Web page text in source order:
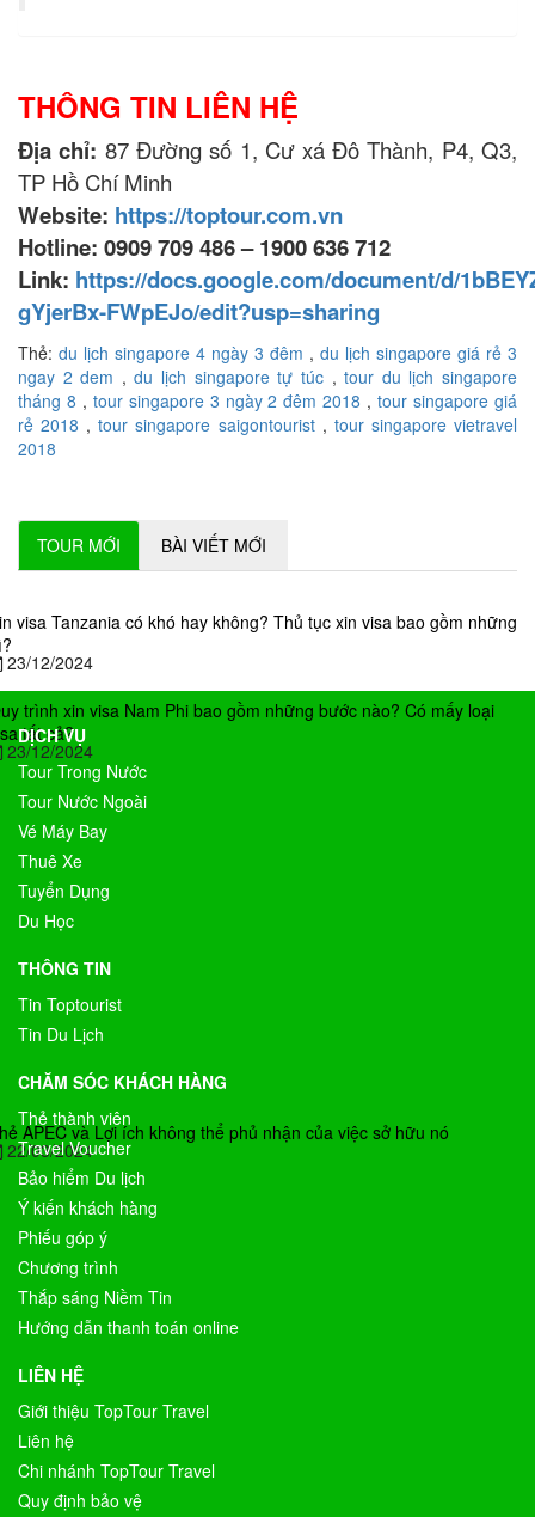
THÔNG TIN LIÊN HỆ
Địa chỉ: 87 Đường số 1, Cư xá Đô Thành, P4, Q3,
TP Hồ Chí Minh
Website: https://toptour.com.vn
Hotline: 0909 709 486 – 1900 636 712
Link: https://docs.google.com/document/d/
gYjerBx-FWpEJo/edit?usp=sharing
Thẻ: du lịch singapore 4 ngày 3 đêm , du lịch singapore giá rẻ 3
ngay 2 dem ,du lịch singapore tự túc,tour du lịch singapore
tháng 8 , tour singapore 3 ngày 2 đêm 2018 ,tour singapore giá
rẻ 2018 ,tour singapore saigontourist, tour singapore vietravel
2018
TOUR MỚI BÀI VIẾT MỚI
visa Tanzania có khó hay không? Thủ tục xin visa bao gồm những
23/12/2024
trình xin visa Nam Phi bao gồm những bước nào? Có mấy loại
tất cả?
23/12/2024
APEC và Lợi ích không thể phủ nhận của việc sở hữu nó
22/03/2024
DỊCH VỤ
Tour Trong Nước
Tour Nước Ngoài
Vé Máy Bay
Thuê Xe
Tuyển Dụng
Du Học
THÔNG TIN
Tin Toptourist
Tin Du Lịch
CHĂM SÓC KHÁCH HÀNG
Thẻ thành viên
Travel Voucher
Bảo hiểm Du lịch
Ý kiến khách hàng
Phiếu góp ý
Chương trình
Thắp sáng Niềm Tin
Hướng dẫn thanh toán online
LIÊN HỆ
Giới thiệu TopTour Travel
Liên hệ
Chi nhánh TopTour Travel
Quy định bảo vệ